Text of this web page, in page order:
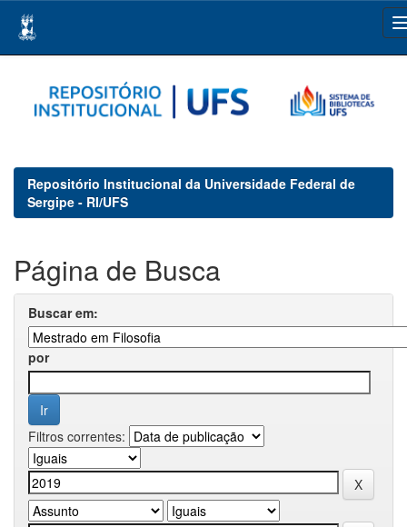
navigation
Repositório Institucional da Universidade Federal de
Sergipe - RI/UFS
Página de Busca
Buscar em:
por
Filtros correntes: